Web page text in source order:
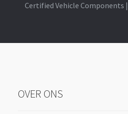
Certified Vehicle Components
OVER ONS